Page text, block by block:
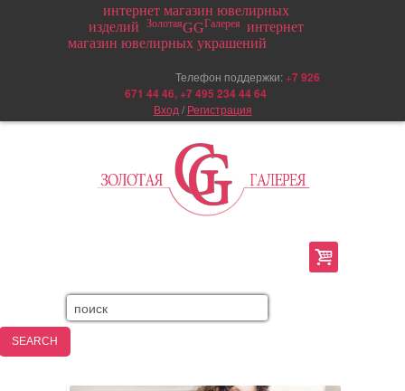
интернет магазин ювелирных
изделий
ЗолотаяGGГалерея интернет
магазин ювелирных украшений
Телефон поддержки: +7 926
671 44 46, +7 495 234 44 64
Вход / Регистрация